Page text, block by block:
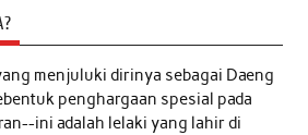
menjuluki dirinya sebagai Daeng
penghargaan spesial pada
ini adalah lelaki yang lahir di